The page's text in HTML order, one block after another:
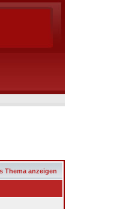
Thema anzeigen